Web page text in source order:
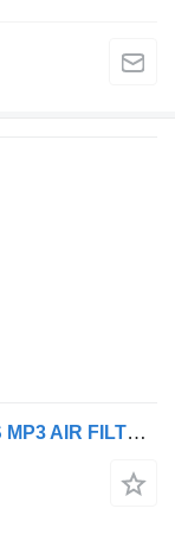
Mercedes-Benz MERCEDES ACTROS MP3 AIR FILTER HOUSING for truck tractor